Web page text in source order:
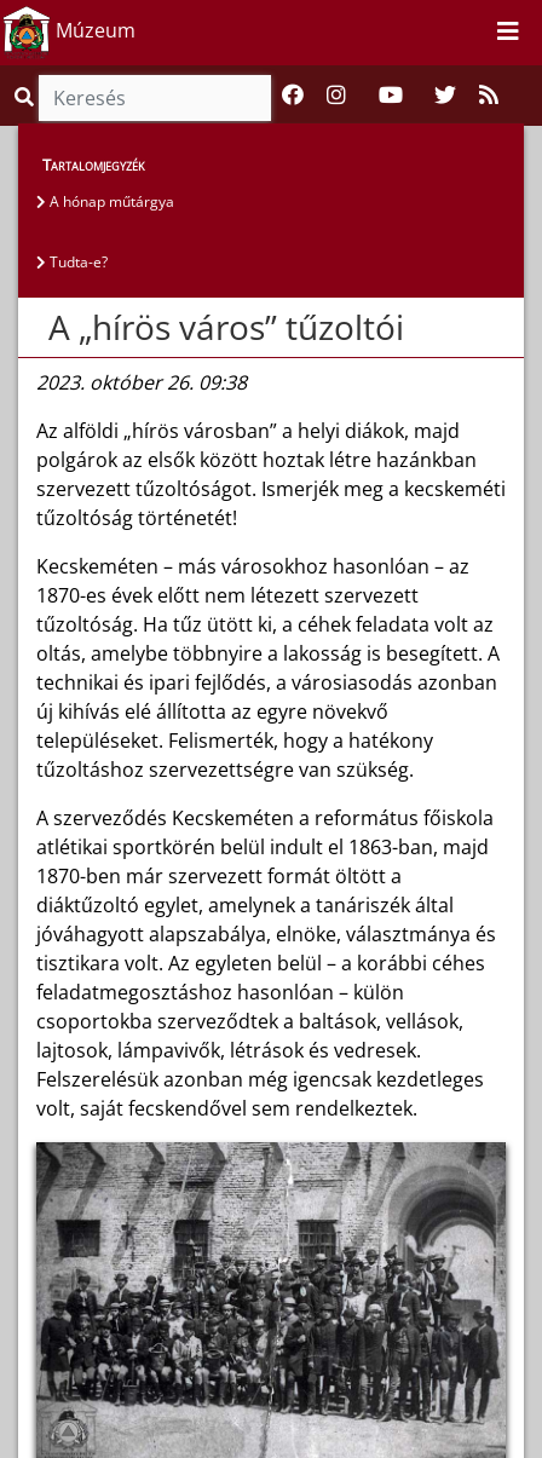
Múzeum
Magunkról
Tartalomjegyzék
A hónap műtárgya
Tudta-e?
A „hírös város” tűzoltói
2023. október 26. 09:38
Az alföldi „hírös városban” a helyi diákok, majd
polgárok az elsők között hoztak létre hazánkban
szervezett tűzoltóságot. Ismerjék meg a kecskeméti
tűzoltóság történetét!
Kecskeméten – más városokhoz hasonlóan – az
1870-es évek előtt nem létezett szervezett
tűzoltóság. Ha tűz ütött ki, a céhek feladata volt az
oltás, amelybe többnyire a lakosság is besegített. A
technikai és ipari fejlődés, a városiasodás azonban
új kihívás elé állította az egyre növekvő
településeket. Felismerték, hogy a hatékony
tűzoltáshoz szervezettségre van szükség.
A szerveződés Kecskeméten a református főiskola
atlétikai sportkörén belül indult el 1863-ban, majd
1870-ben már szervezett formát öltött a
diáktűzoltó egylet, amelynek a tanáriszék által
jóváhagyott alapszabálya, elnöke, választmánya és
tisztikara volt. Az egyleten belül – a korábbi céhes
feladatmegosztáshoz hasonlóan – külön
csoportokba szerveződtek a baltások, vellások,
lajtosok, lámpavivők, létrások és vedresek.
Felszerelésük azonban még igencsak kezdetleges
volt, saját fecskendővel sem rendelkeztek.